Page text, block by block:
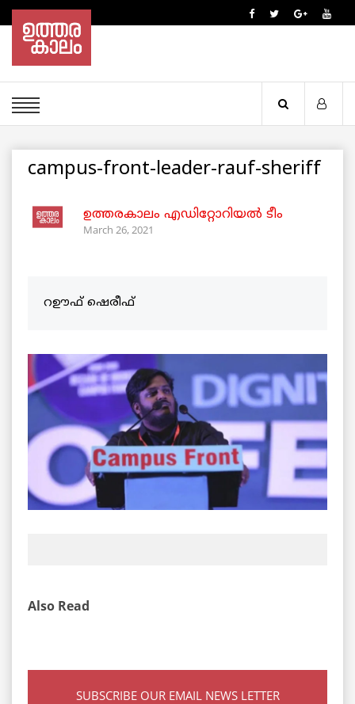
campus-front-leader-rauf-sheriff
ഉത്തരകാലം എഡിറ്റോറിയല്‍ ടീം
March 26, 2021
റഊഫ് ഷെരീഫ്
Also Read
SUBSCRIBE OUR EMAIL NEWS LETTER